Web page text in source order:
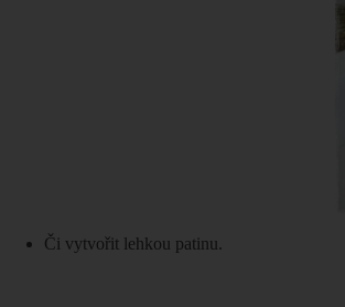
Či vytvořit lehkou patinu.